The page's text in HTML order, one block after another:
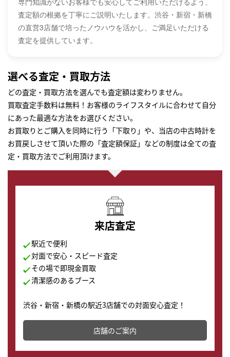
査定額の根拠を丁寧にご説明いたします。渋谷・新宿・新橋
の直営3店舗で培ったノウハウを活かし、ご満足いただける
査定を提供しています。
選べる査定・買取方法
どの査定・買取方法を選んでも査定額は変わりません。
買取査定手数料は無料！お客様のライフスタイルに合わせて自分
にあった最適な方法をお選びください。
お買取りとご購入を同時に行う「下取り」や、当店の中古時計を
お買戻しさせて頂いた際の「査定額保証」などの制度は全ての査
定・買取方法でご利用頂けます。
来店査定
駅近で便利
対面で安心・スピード査定
その場で即現金買取
清潔感のあるブース
渋谷・新宿・新橋の駅近3店舗での対面安心査定！
その場で現金買取致します。渋谷本店では、時計販売の
店舗を併設しており、下取りに出してお得に新しい時計
の購入もできます♪
店舗のご案内